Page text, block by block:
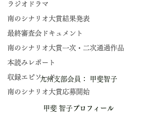
ラジオドラマ
南のシナリオ大賞結果発表
最終審査会ドキュメント
南のシナリオ大賞一次・二次通過作品
本読みレポート
収録エピソード
南のシナリオ大賞応募開始
九州支部会員： 甲斐智子
甲斐 智子プロフィール